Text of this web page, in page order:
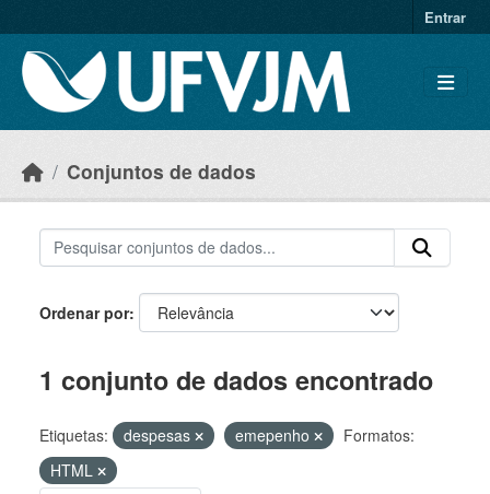
Entrar
Conjuntos de dados
Ordenar por
1 conjunto de dados encontrado
Etiquetas: despesas emepenho
Formatos:
HTML